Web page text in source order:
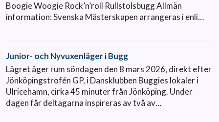
Boogie Woogie Rock’n’roll Rullstolsbugg Allmän
information: Svenska Mästerskapen arrangeras i enli…
Junior- och Nyvuxenläger i Bugg
Lägret äger rum söndagen den 8 mars 2026, direkt efter
Jönköpingstrofén GP, i Dansklubben Buggies lokaler i
Ulricehamn, cirka 45 minuter från Jönköping. Under
dagen får deltagarna inspireras av två av…